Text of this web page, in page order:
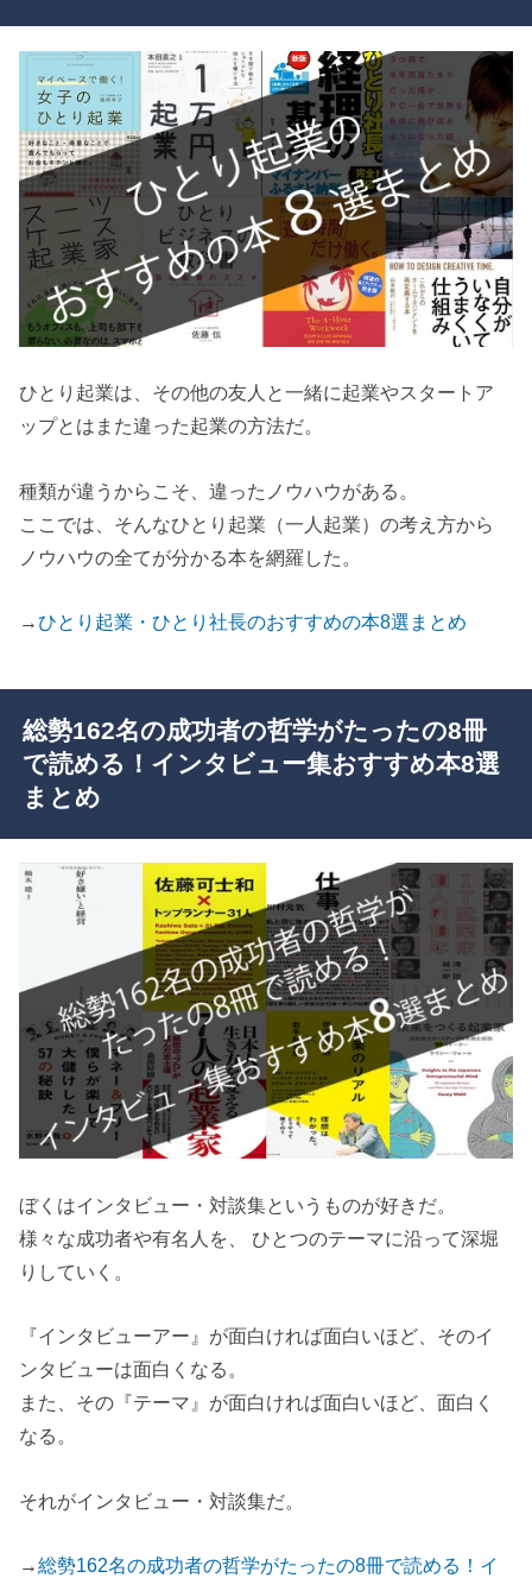
ひとり起業は、その他の友人と一緒に起業やスタートア
ップとはまた違った起業の方法だ。
種類が違うからこそ、違ったノウハウがある。
ここでは、そんなひとり起業（一人起業）の考え方から
ノウハウの全てが分かる本を網羅した。
→ひとり起業・ひとり社長のおすすめの本8選まとめ
総勢162名の成功者の哲学がたったの8冊
で読める！インタビュー集おすすめ本8選
まとめ
ぼくはインタビュー・対談集というものが好きだ。
様々な成功者や有名人を、 ひとつのテーマに沿って深堀
りしていく。
『インタビューアー』が面白ければ面白いほど、そのイ
ンタビューは面白くなる。
また、その『テーマ』が面白ければ面白いほど、面白く
なる。
それがインタビュー・対談集だ。
→総勢162名の成功者の哲学がたったの8冊で読める！イ